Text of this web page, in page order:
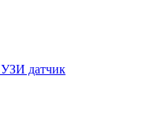
УЗИ датчик